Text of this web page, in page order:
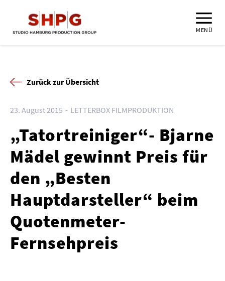
MENÜ
Zurück zur Übersicht
23. August 2015 LETTERBOX FILMPRODUKTION
„Tatortreiniger“- Bjarne
Mädel gewinnt Preis für
den „Besten
Hauptdarsteller“ beim
Quotenmeter-
Fernsehpreis